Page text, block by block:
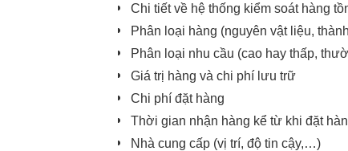
Chi tiết về hệ thống kiểm soát hàng
Phân loại hàng (nguyên vật liệu,
Phân loại nhu cầu (cao hay thấp,
Giá trị hàng và chi phí lưu trữ
Chi phí đặt hàng
Thời gian nhận hàng kể từ khi đặt
Nhà cung cấp (vị trí, độ tin cậy,…)
Meksmart
Make it easy